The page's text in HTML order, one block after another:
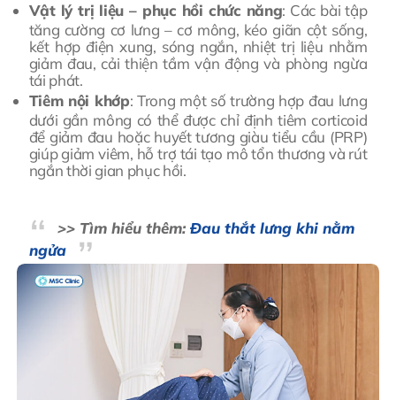
Vật lý trị liệu – phục hồi chức năng: Các bài tập
tăng cường cơ lưng – cơ mông, kéo giãn cột sống,
kết hợp điện xung, sóng ngắn, nhiệt trị liệu nhằm
giảm đau, cải thiện tầm vận động và phòng ngừa
tái phát.
Tiêm nội khớp: Trong một số trường hợp đau lưng
dưới gần mông có thể được chỉ định tiêm corticoid
để giảm đau hoặc huyết tương giàu tiểu cầu (PRP)
giúp giảm viêm, hỗ trợ tái tạo mô tổn thương và rút
ngắn thời gian phục hồi.
>> Tìm hiểu thêm:Đau thắt lưng khi nằm
ngửa